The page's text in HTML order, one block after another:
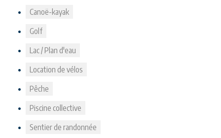
Canoë-kayak
Golf
Lac / Plan d'eau
Location de vélos
Pêche
Piscine collective
Sentier de randonnée